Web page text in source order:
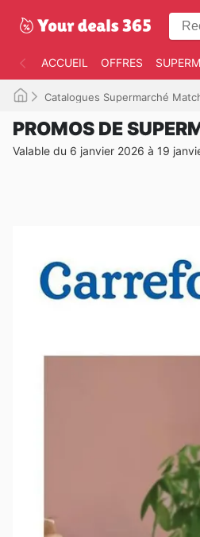
ACCUEIL OFFRES
Catalogues Supermarché
PROMOS DE
Valable du 6 janvier 2026 à 19